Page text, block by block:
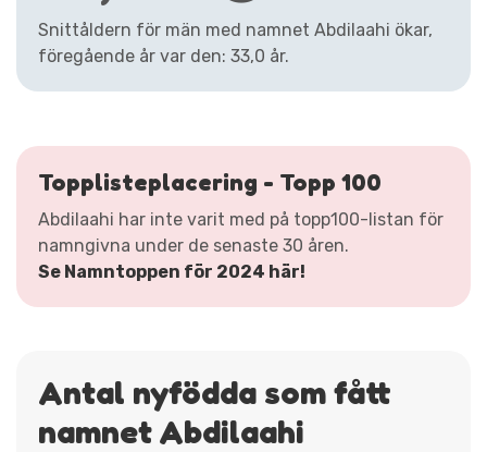
Snittåldern för män med namnet Abdilaahi ökar,
föregående år var den: 33,0 år.
Topplisteplacering - Topp 100
Abdilaahi har inte varit med på topp100-listan för
namngivna under de senaste 30 åren.
Se Namntoppen för 2024 här!
Antal nyfödda som fått
namnet Abdilaahi